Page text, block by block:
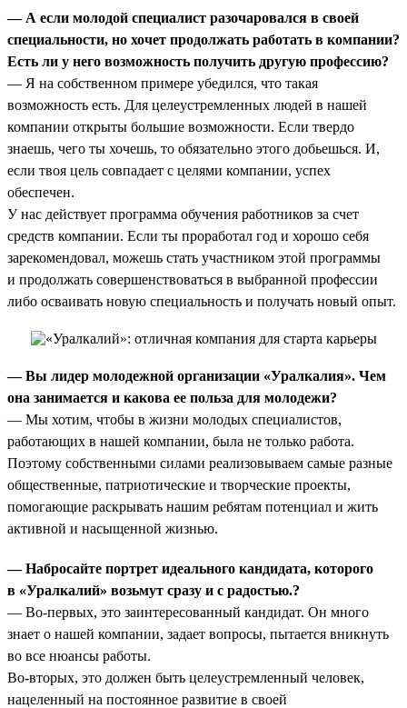
— А если молодой специалист разочаровался в своей
специальности, но хочет продолжать работать в компании?
Есть ли у него возможность получить другую профессию?
— Я на собственном примере убедился, что такая
возможность есть. Для целеустремленных людей в нашей
компании открыты большие возможности. Если твердо
знаешь, чего ты хочешь, то обязательно этого добьешься. И,
если твоя цель совпадает с целями компании, успех
обеспечен.
У нас действует программа обучения работников за счет
средств компании. Если ты проработал год и хорошо себя
зарекомендовал, можешь стать участником этой программы
и продолжать совершенствоваться в выбранной профессии
либо осваивать новую специальность и получать новый опыт.
— Вы лидер молодежной организации «Уралкалия». Чем
она занимается и какова ее польза для молодежи?
— Мы хотим, чтобы в жизни молодых специалистов,
работающих в нашей компании, была не только работа.
Поэтому собственными силами реализовываем самые разные
общественные, патриотические и творческие проекты,
помогающие раскрывать нашим ребятам потенциал и жить
активной и насыщенной жизнью.
— Набросайте портрет идеального кандидата, которого
в «Уралкалий» возьмут сразу и с радостью.?
— Во-первых, это заинтересованный кандидат. Он много
знает о нашей компании, задает вопросы, пытается вникнуть
во все нюансы работы.
Во-вторых, это должен быть целеустремленный человек,
нацеленный на постоянное развитие в своей